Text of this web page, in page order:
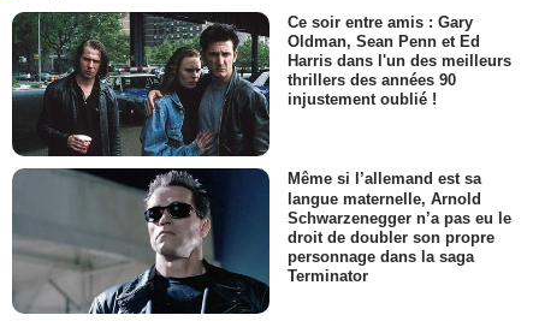
Ce soir entre amis : Gary
Oldman, Sean Penn et Ed
Harris dans l'un des meilleurs
thrillers des années 90
injustement oublié !
Même si l’allemand est sa
langue maternelle, Arnold
Schwarzenegger n’a pas eu le
droit de doubler son propre
personnage dans la saga
Terminator